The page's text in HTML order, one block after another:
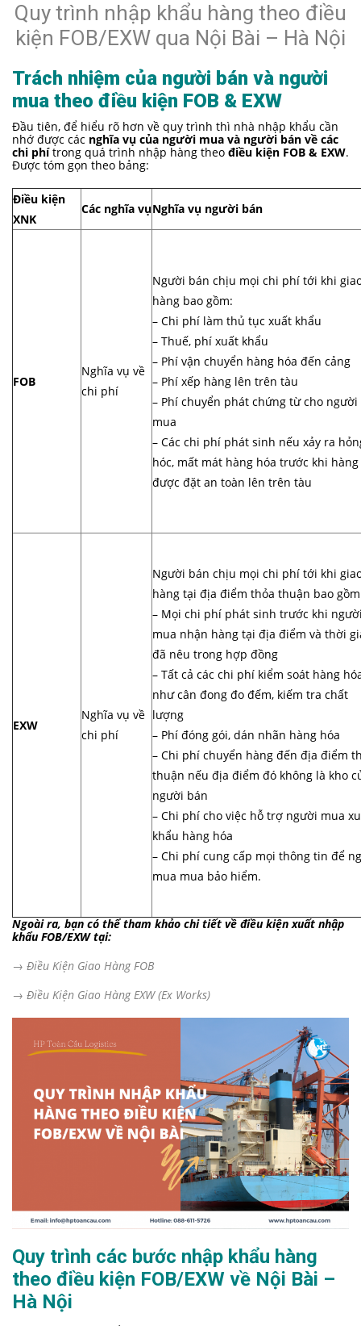
Quy trình nhập khẩu hàng theo điều
kiện FOB/EXW qua Nội Bài – Hà Nội
Trách nhiệm của người bán và người
mua theo điều kiện FOB & EXW
Đầu tiên, để hiểu rõ hơn về quy trình thì nhà nhập khẩu cần
nhớ được các nghĩa vụ của người mua và người bán về các
chi phítrong quá trình nhập hàng theo điều kiện FOB & EXW.
Được tóm gọn theo bảng:
Điều kiện
XNK
Các nghĩa vụNghĩa vụ người bán
FOB
Nghĩa vụ về
chi phí
Người bán chịu mọi chi phí tới khi
hàng bao gồm:
– Chi phí làm thủ tục xuất khẩu
– Thuế, phí xuất khẩu
– Phí vận chuyển hàng hóa đến cảng
– Phí xếp hàng lên trên tàu
– Phí chuyển phát chứng từ cho người
mua
– Các chi phí phát sinh nếu xảy ra
hóc, mất mát hàng hóa trước khi hàng
được đặt an toàn lên trên tàu
EXW
Nghĩa vụ về
chi phí
Người bán chịu mọi chi phí tới khi
hàng tại địa điểm thỏa thuận bao
– Mọi chi phí phát sinh trước khi
mua nhận hàng tại địa điểm và thời
đã nêu trong hợp đồng
– Tất cả các chi phí kiểm soát hàng
như cân đong đo đếm, kiếm tra chất
lượng
– Phí đóng gói, dán nhãn hàng hóa
– Chi phí chuyển hàng đến địa điểm
thuận nếu địa điểm đó không là kho
người bán
– Chi phí cho việc hỗ trợ người mua
khẩu hàng hóa
– Chi phí cung cấp mọi thông tin để
mua mua bảo hiểm.
Ngoài ra, bạn có thể tham khảo chi tiết về điều kiện xuất nhập
khẩu FOB/EXW tại:
→ Điều Kiện Giao Hàng FOB
→ Điều Kiện Giao Hàng EXW (Ex Works)
Quy trình các bước nhập khẩu hàng
theo điều kiện FOB/EXW về Nội Bài –
Hà Nội